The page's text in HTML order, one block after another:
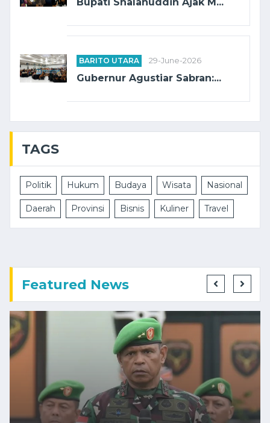
BARITO UTARA 29-June-2026
Gubernur Agustiar Sabran:...
TAGS
Politik Hukum Budaya Wisata Nasional
Daerah Provinsi Bisnis Kuliner Travel
Featured News